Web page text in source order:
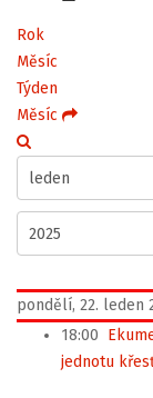
Rok
Měsíc
Týden
Měsíc
pondělí, 22. leden
18:00
jednotu